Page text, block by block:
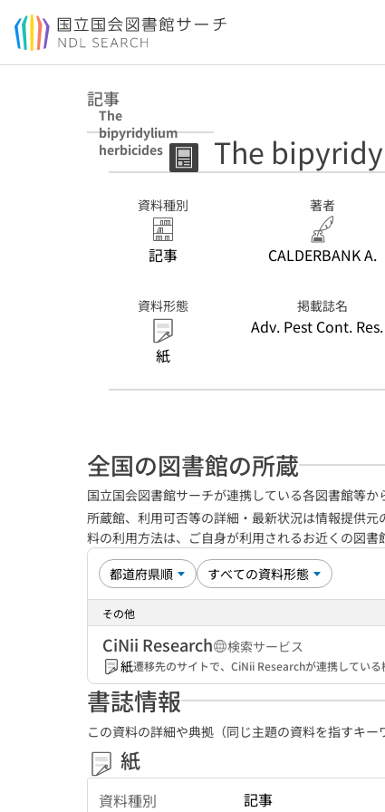
本文へ移動
記事
The
bipyridylium
herbicides
The
資料種別
記事
著者
CALDERBANK A.
資料形態
紙
掲載誌名
Adv. Pest Cont.
全国の図書館の所蔵
国立国会図書館サーチが連携している各図書館等か
所蔵館、利用可否等の詳細・最新状況は情報提供
料の利用方法は、ご自身が利用されるお近くの図書
その他
CiNii Research
検索サービス
紙遷移先のサイトで、CiNii Researchが連携している
書誌情報
この資料の詳細や典拠（同じ主題の資料を指すキー
紙
資料種別 記事